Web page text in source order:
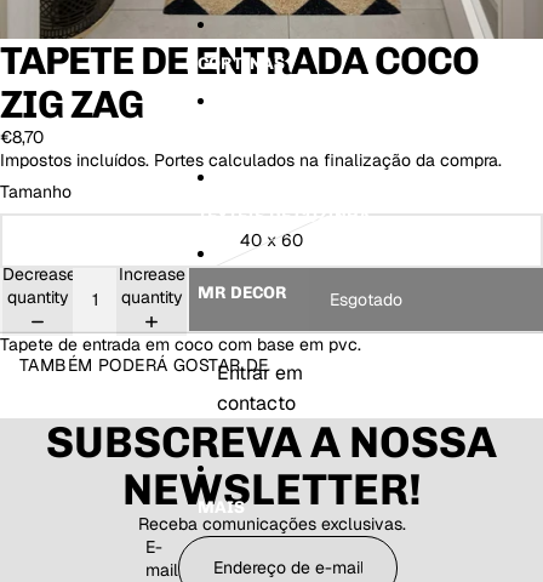
V
a
c
C
a
n
P
K
d
u
C
e
nt
o
K
d
u
h
ã
o
CORTINAS
TÊXTEIS DE COZINHA
MR DECOR
Entrar em
contacto
MAIS
TAPETE DE ENTRADA COCO
ZIG ZAG
€8,70
Impostos incluídos. Portes calculados na finalização da compra.
Tamanho
40 x 60
Decrease
quantity
Increase
quantity
Esgotado
Tapete de entrada em coco com base em pvc.
TAMBÉM PODERÁ GOSTAR DE
SUBSCREVA A NOSSA
NEWSLETTER!
Receba comunicações exclusivas.
E-
mail